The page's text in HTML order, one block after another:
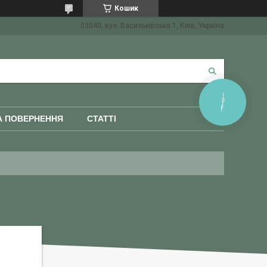
Кошик
03040, вул. Васильківська 1, Київ, Україна
ПОВЕРНЕННЯ СТАТТІ
КНОПКА
ЗВ'ЯЗКУ